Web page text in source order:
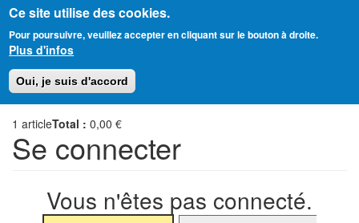
Ce site utilise des cookies.
Pour poursuivre, veuillez accepter en cliquant sur le bouton à droite.
Plus d'infos
Oui, je suis d'accord
au
contenu
principal
Amitié Judéo-Chrétienne de France
1 articleTotal : 0,00 €
Se connecter
Vous n'êtes pas connecté.